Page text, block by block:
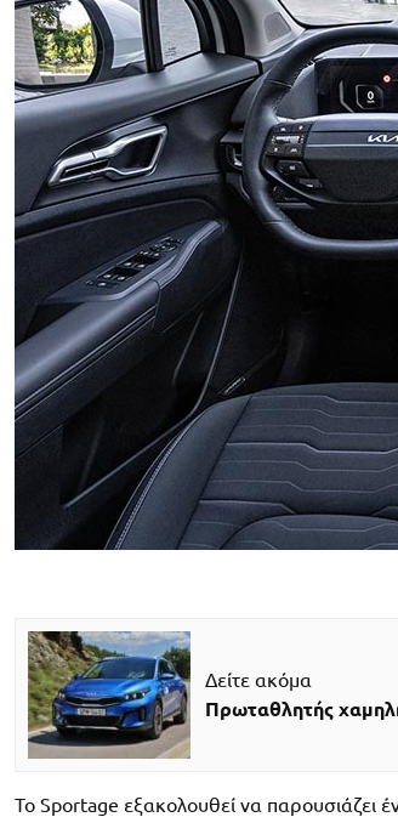
Δείτε ακόμα
Πρωταθλητής
Το Sportage εξακολουθεί να παρουσιάζει